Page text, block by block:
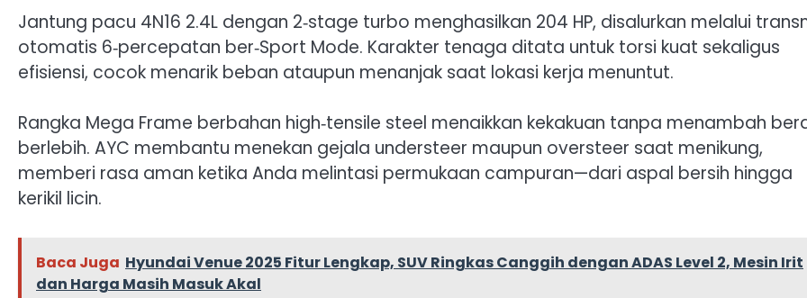
Jantung pacu 4N16 2.4L dengan 2‑stage turbo menghasilkan 204 HP, disalurkan melalui
otomatis 6‑percepatan ber‑Sport Mode. Karakter tenaga ditata untuk torsi kuat sekaligus
efisiensi, cocok menarik beban ataupun menanjak saat lokasi kerja menuntut.
Rangka Mega Frame berbahan high‑tensile steel menaikkan kekakuan tanpa menambah
berlebih. AYC membantu menekan gejala understeer maupun oversteer saat menikung,
memberi rasa aman ketika Anda melintasi permukaan campuran—dari aspal bersih hingga
kerikil licin.
Baca Juga Hyundai Venue 2025 Fitur Lengkap, SUV Ringkas Canggih dengan ADAS Level 2, Mesin Irit
dan Harga Masih Masuk Akal